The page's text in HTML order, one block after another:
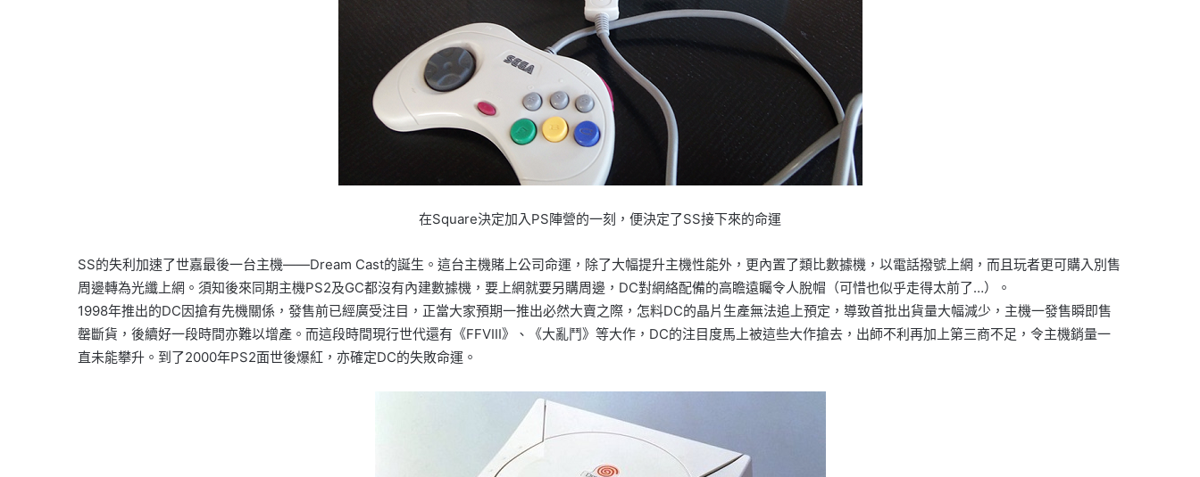
在Square決定加入PS陣營的一刻，便決定了SS接下來的命運
SS的失利加速了世嘉最後一台主機——Dream Cast的誕生。這台主機賭上公司命運，除了大幅提升主機性能外，更內置了類比數據機，以電話撥號上網，而且玩者更可購入別售
周邊轉為光纖上網。須知後來同期主機PS2及GC都沒有內建數據機，要上網就要另購周邊，DC對網絡配備的高瞻遠矚令人脫帽（可惜也似乎走得太前了…）。
1998年推出的DC因搶有先機關係，發售前已經廣受注目，正當大家預期一推出必然大賣之際，怎料DC的晶片生產無法追上預定，導致首批出貨量大幅減少，主機一發售瞬即售
罄斷貨，後續好一段時間亦難以增產。而這段時間現行世代還有《FFVIII》、《大亂鬥》等大作，DC的注目度馬上被這些大作搶去，出師不利再加上第三商不足，令主機銷量一
直未能攀升。到了2000年PS2面世後爆紅，亦確定DC的失敗命運。